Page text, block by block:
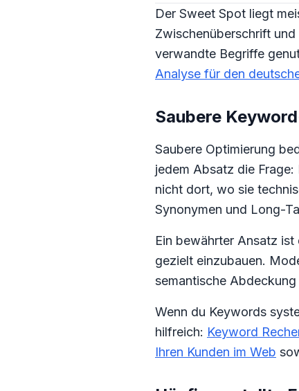
Der Sweet Spot liegt
Zwischenüberschrift
verwandte Begriffe
Analyse für den
Saubere
Saubere Optimierung
jedem Absatz die
nicht dort, wo sie
Synonymen und Long-
Ein bewährter Ansatz
gezielt einzubauen.
semantische
Wenn du Keywords
hilfreich: Keyword
Ihren Kunden im Web